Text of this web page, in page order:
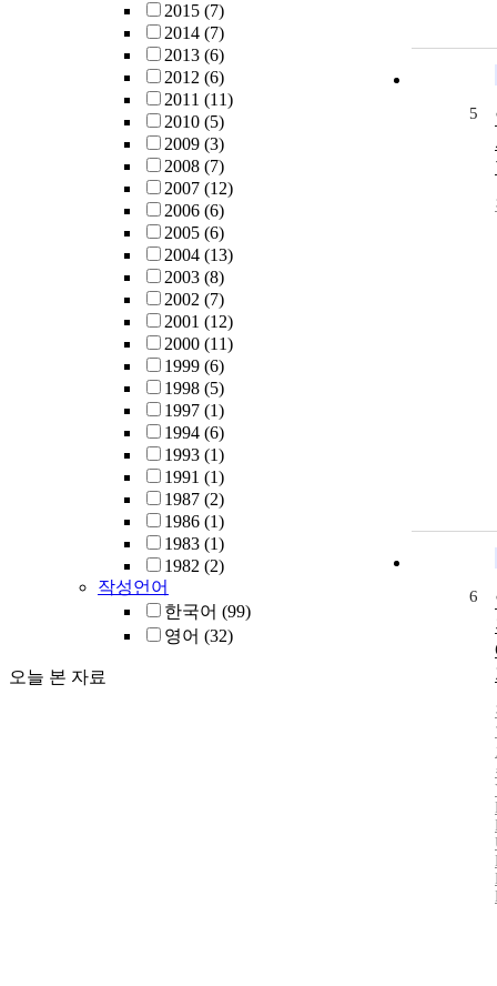
2015 (7)
2014 (7)
2013 (6)
2012 (6)
2011 (11)
2010 (5)
2009 (3)
2008 (7)
2007 (12)
2006 (6)
2005 (6)
2004 (13)
2003 (8)
2002 (7)
2001 (12)
2000 (11)
1999 (6)
1998 (5)
1997 (1)
1994 (6)
1993 (1)
1991 (1)
1987 (2)
1986 (1)
1983 (1)
1982 (2)
작성언어
한국어 (99)
영어 (32)
오늘 본 자료
5
6